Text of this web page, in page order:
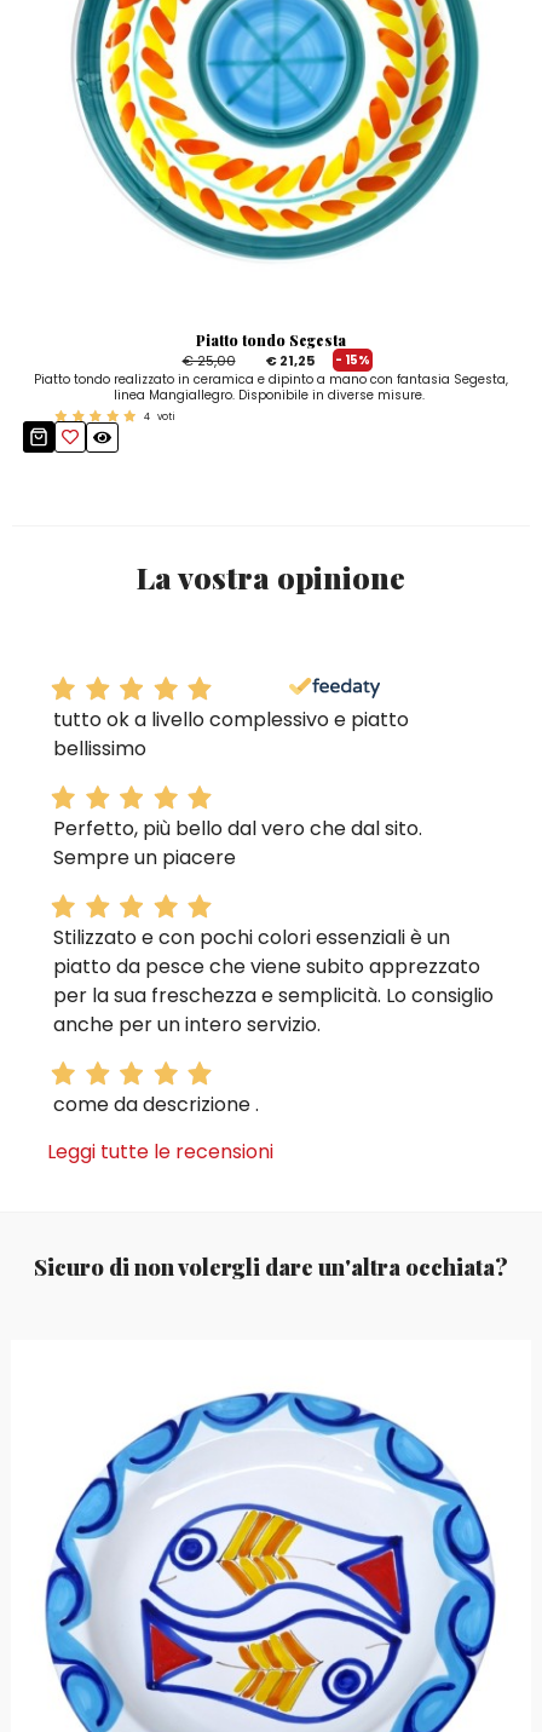
Piatto tondo Segesta
€ 25,00
€ 21,25
- 15%
Piatto tondo realizzato in ceramica e dipinto a mano con fantasia Segesta,
linea Mangiallegro. Disponibile in diverse misure.
4 voti
La vostra opinione
tutto ok a livello complessivo e piatto
bellissimo
Perfetto, più bello dal vero che dal sito.
Sempre un piacere
Stilizzato e con pochi colori essenziali è un
piatto da pesce che viene subito apprezzato
per la sua freschezza e semplicità. Lo consiglio
anche per un intero servizio.
come da descrizione .
Leggi tutte le recensioni
Sicuro di non volergli dare un'altra occhiata?